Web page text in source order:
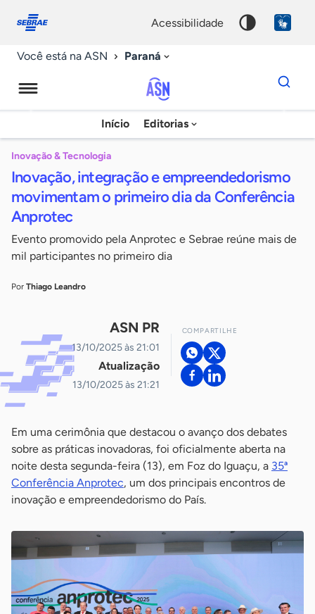
conosco
acessibilidade
Você está na ASN Paraná
Agência
Sebrae
Notícias
Início Editorias
Dados
para
chave
Inovação & Tecnologia
Inovação, integração e empreendedorismo
movimentam o primeiro dia da Conferência
Anprotec
Evento promovido pela Anprotec e Sebrae reúne mais de
mil participantes no primeiro dia
Por Thiago Leandro
ASN PR
13/10/2025 às 21:01
Atualização
13/10/2025 às 21:21
COMPARTILHE
Em uma cerimônia que destacou o avanço dos debates
sobre as práticas inovadoras, foi oficialmente aberta na
noite desta segunda-feira (13), em Foz do Iguaçu, a 35ª
Conferência Anprotec, um dos principais encontros de
inovação e empreendedorismo do País.